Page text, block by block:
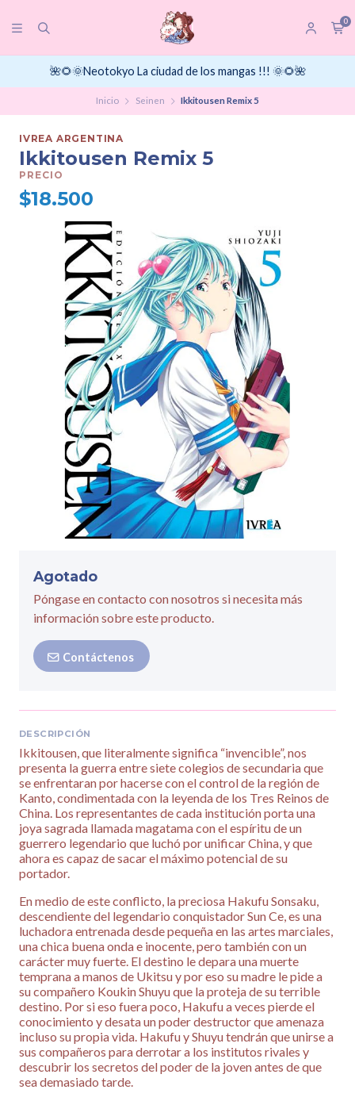
0
🌺🌻🌞Neotokyo La ciudad de los mangas !!! 🌞🌻🌺
Inicio Seinen Ikkitousen Remix 5
IVREA ARGENTINA
Ikkitousen Remix 5
PRECIO
$18.500
Agotado
Póngase en contacto con nosotros si necesita más
información sobre este producto.
Contáctenos
DESCRIPCIÓN
Ikkitousen, que literalmente significa “invencible”, nos
presenta la guerra entre siete colegios de secundaria que
se enfrentaran por hacerse con el control de la región de
Kanto, condimentada con la leyenda de los Tres Reinos de
China. Los representantes de cada institución porta una
joya sagrada llamada magatama con el espíritu de un
guerrero legendario que luchó por unificar China, y que
ahora es capaz de sacar el máximo potencial de su
portador.
En medio de este conflicto, la preciosa Hakufu Sonsaku,
descendiente del legendario conquistador Sun Ce, es una
luchadora entrenada desde pequeña en las artes marciales,
una chica buena onda e inocente, pero también con un
carácter muy fuerte. El destino le depara una muerte
temprana a manos de Ukitsu y por eso su madre le pide a
su compañero Koukin Shuyu que la proteja de su terrible
destino. Por si eso fuera poco, Hakufu a veces pierde el
conocimiento y desata un poder destructor que amenaza
incluso su propia vida. Hakufu y Shuyu tendrán que unirse a
sus compañeros para derrotar a los institutos rivales y
descubrir los secretos del poder de la joven antes de que
sea demasiado tarde.